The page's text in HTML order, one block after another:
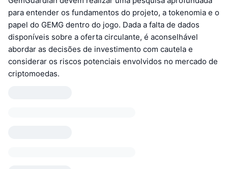
para entender os fundamentos do projeto, a tokenomia e o
papel do GEMG dentro do jogo. Dada a falta de dados
disponíveis sobre a oferta circulante, é aconselhável
abordar as decisões de investimento com cautela e
considerar os riscos potenciais envolvidos no mercado de
criptomoedas.